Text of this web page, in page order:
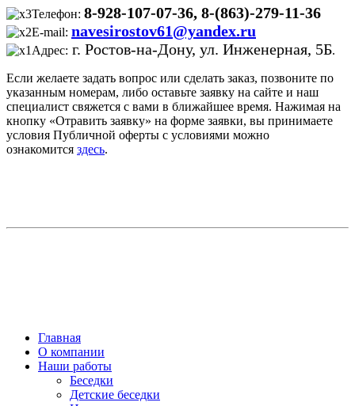
Телефон: 8-928-107-07-36, 8-(863)-279-11-36
E-mail: navesirostov61@yandex.ru
Адрес: г. Ростов-на-Дону, ул. Инженерная, 5Б.
Если желаете задать вопрос или сделать заказ, позвоните по
указанным номерам, либо оставьте заявку на сайте и наш
специалист свяжется с вами в ближайшее время. Нажимая на
кнопку «Отравить заявку» на форме заявки, вы принимаете
условия Публичной оферты с условиями можно
ознакомится здесь.
Главная
О компании
Наши работы
Беседки
Детские беседки